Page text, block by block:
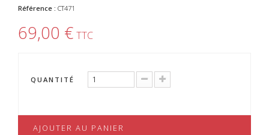
Référence : CT471
69,00 € TTC
QUANTITÉ
AJOUTER AU PANIER